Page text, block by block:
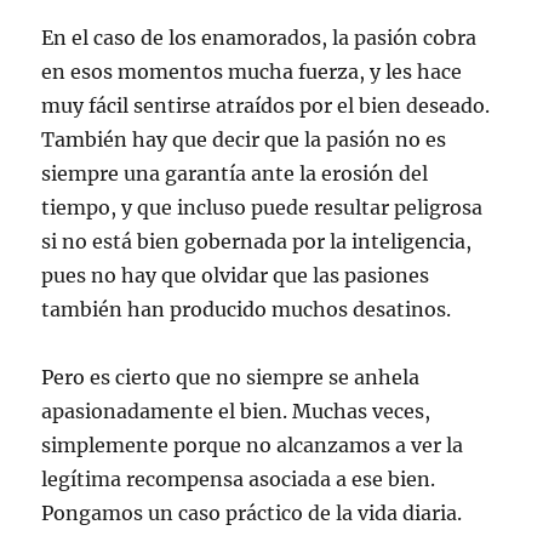
En el caso de los enamorados, la pasión cobra
en esos momentos mucha fuerza, y les hace
muy fácil sentirse atraídos por el bien deseado.
También hay que decir que la pasión no es
siempre una garantía ante la erosión del
tiempo, y que incluso puede resultar peligrosa
si no está bien gobernada por la inteligencia,
pues no hay que olvidar que las pasiones
también han producido muchos desatinos.
Pero es cierto que no siempre se anhela
apasionadamente el bien. Muchas veces,
simplemente porque no alcanzamos a ver la
legítima recompensa asociada a ese bien.
Pongamos un caso práctico de la vida diaria.